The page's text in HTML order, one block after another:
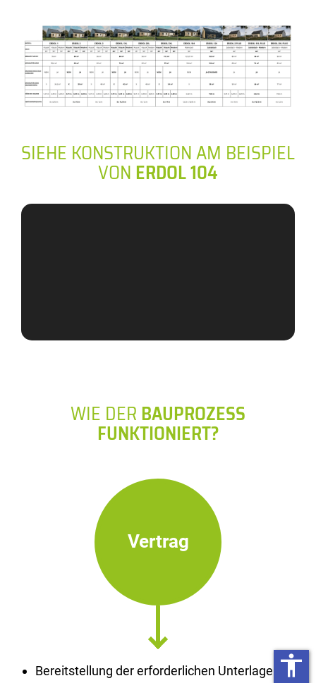
SIEHE KONSTRUKTION AM BEISPIEL
VONERDOL 104
WIE DERBAUPROZESS
FUNKTIONIERT?
Vertrag
Bereitstellung der erforderlichen Unterlagen accessibility